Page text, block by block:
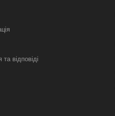
відповіді